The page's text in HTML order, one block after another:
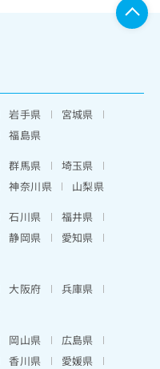
岩手県
宮城県
福島県
群馬県
埼玉県
神奈川県
山梨県
石川県
福井県
静岡県
愛知県
大阪府
兵庫県
岡山県
広島県
香川県
愛媛県